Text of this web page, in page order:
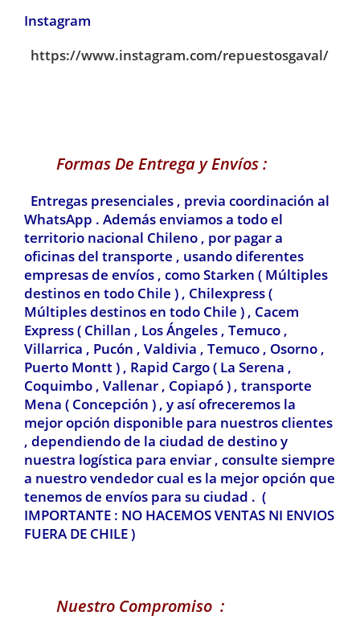
Instagram
https://www.instagram.com/repuestosgaval/
Formas De Entrega y Envíos :
Entregas presenciales , previa coordinación al
WhatsApp . Además enviamos a todo el
territorio nacional Chileno , por pagar a
oficinas del transporte , usando diferentes
empresas de envíos , como Starken ( Múltiples
destinos en todo Chile ) , Chilexpress(
Múltiples destinos en todo Chile ) , Cacem
Express ( Chillan , Los Ángeles , Temuco ,
Villarrica , Pucón , Valdivia , Temuco , Osorno ,
Puerto Montt ) , Rapid Cargo ( La Serena ,
Coquimbo , Vallenar , Copiapó ) , transporte
Mena ( Concepción ) , y así ofreceremos la
mejor opción disponible para nuestros clientes
, dependiendo de la ciudad de destino y
nuestra logística para enviar , consulte siempre
a nuestro vendedor cual es la mejor opción que
tenemos de envíos para su ciudad . (
IMPORTANTE : NO HACEMOS VENTAS NI ENVIOS
FUERA DE CHILE )
Nuestro Compromiso :